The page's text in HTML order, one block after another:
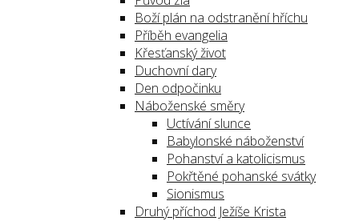
Boží plán na odstranění hříchu
Příběh evangelia
Křesťanský život
Duchovní dary
Den odpočinku
Náboženské směry
Uctívání slunce
Babylonské náboženství
Pohanství a katolicismus
Pokřtěné pohanské svátky
Sionismus
Druhý příchod Ježíše Krista